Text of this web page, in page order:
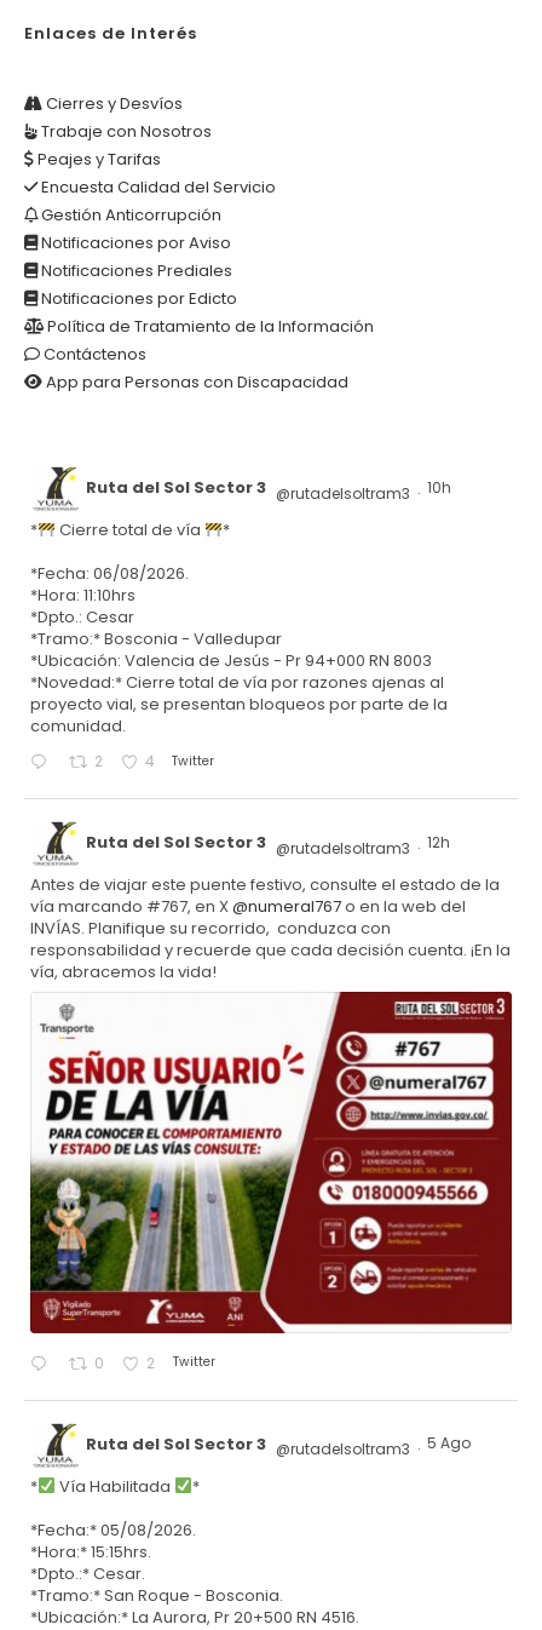
Enlaces de Interés
Cierres y Desvíos
Trabaje con Nosotros
Peajes y Tarifas
Encuesta Calidad del Servicio
Gestión Anticorrupción
Notificaciones por Aviso
Notificaciones Prediales
Notificaciones por Edicto
Política de Tratamiento de la Información
Contáctenos
App para Personas con Discapacidad
Ruta del Sol Sector 3 @rutadelsoltram3 · 10h
* Cierre total de vía
*
*Fecha: 06/08/2026.
*Hora: 11:10hrs
*Dpto.: Cesar
*Tramo:* Bosconia - Valledupar
*Ubicación: Valencia de Jesús - Pr 94+000 RN 8003
*Novedad:* Cierre total de vía por razones ajenas al
proyecto vial, se presentan bloqueos por parte de la
comunidad.
2 4 Twitter
Ruta del Sol Sector 3 @rutadelsoltram3 · 12h
Antes de viajar este puente festivo, consulte el estado de la
vía marcando #767, en X@numeral767o en la web del
INVÍAS. Planifique su recorrido, conduzca con
responsabilidad y recuerde que cada decisión cuenta. ¡En la
vía, abracemos la vida!
0 2 Twitter
Ruta del Sol Sector 3 @rutadelsoltram3 · 5 Ago
* Vía Habilitada
*
*Fecha:* 05/08/2026.
*Hora:* 15:15hrs.
*Dpto.:* Cesar.
*Tramo:* San Roque - Bosconia.
*Ubicación:* La Aurora, Pr 20+500 RN 4516.